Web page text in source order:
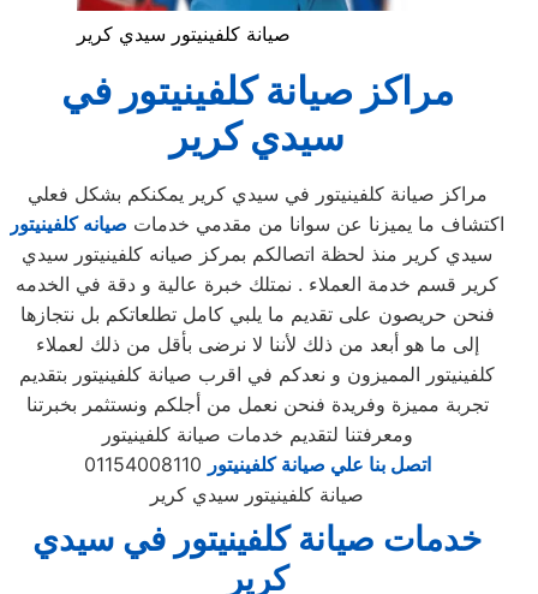
صيانة كلفينيتور سيدي كرير
مراكز صيانةكلفينيتور في
سيدي كرير
مراكز صيانة كلفينيتور في سيدي كرير يمكنكم بشكل فعلي
اكتشاف ما يميزنا عن سوانا من مقدمي خدمات صيانه كلفينيتور
سيدي كرير منذ لحظة اتصالكم بمركز صيانه كلفينيتور سيدي
كرير قسم خدمة العملاء . نمتلك خبرة عالية و دقة في الخدمه
فنحن حريصون على تقديم ما يلبي كامل تطلعاتكم بل نتجازها
إلى ما هو أبعد من ذلك لأننا لا نرضى بأقل من ذلك لعملاء
كلفينيتور المميزون و نعدكم في اقرب صيانة كلفينيتور بتقديم
تجربة مميزة وفريدة فنحن نعمل من أجلكم ونستثمر بخبرتنا
ومعرفتنا لتقديم خدمات صيانة كلفينيتور
اتصل بنا علي صيانة كلفينيتور
صيانة كلفينيتور سيدي كرير
خدمات صيانة كلفينيتور في سيدي
كرير